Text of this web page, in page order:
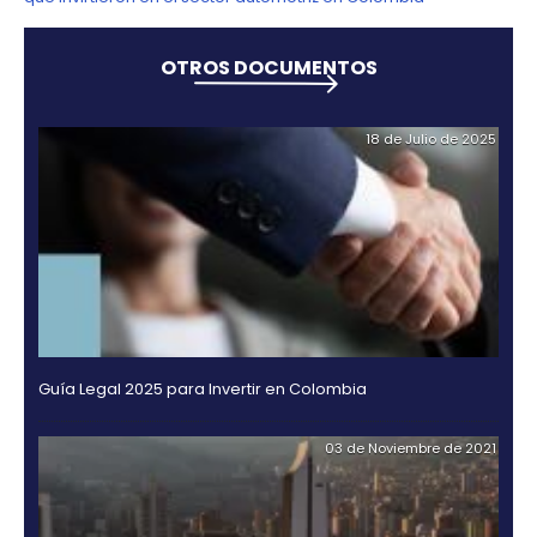
Colombia cuenta con un personal calificado,
responder a las necesidades de las empresas
automotrices. Entre 2010 y 2016 se graduaron
Los salarios en el sector manufacturero en
35% más bajos que el promedio de América
El país tiene más de 100 Zonas Francas para el
de procesos productivos con costos
mayoría se encuentran ubicados en Bogotá,
Barranquilla y Cali.
Para facilitar el acceso al mercado local, no hay
de importación; y los bienes vendidos en las
en Colombia están exentos de IVA.